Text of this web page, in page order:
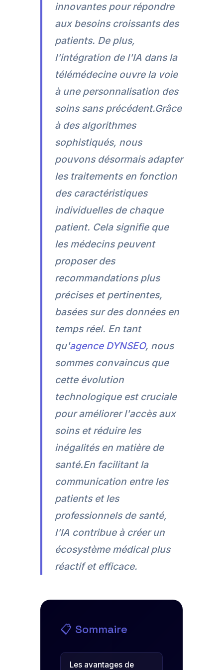
innovantes pour répondre
aux besoins croissants des
patients. De plus,
l'intégration de l'IA dans la
télémédecine ouvre la voie
à une personnalisation des
soins sans précédent.Grâce
à des algorithmes
sophistiqués, nous
pouvons désormais adapter
les traitements en fonction
des caractéristiques
individuelles de chaque
patient. Cela signifie que
les médecins peuvent
proposer des
recommandations plus
précises et pertinentes,
basées sur des données en
temps réel. En tant
qu'agence DYNSEO, nous
sommes convaincus que
cette évolution
technologique est cruciale
pour améliorer l'accès aux
soins et réduire les
inégalités en matière de
santé.En facilitant la
communication entre les
patients et les
professionnels de santé,
l'IA contribue à créer un
écosystème médical plus
réactif et efficace.
📋 Sommaire
Les avantages de